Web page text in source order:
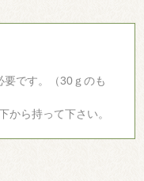
です。（30ｇのも
から持って下さい。